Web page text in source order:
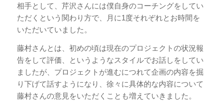
相手として、芹沢さんには僕自身のコーチングをしてい
ただくという関わり方で、月に1度それぞれとお時間を
いただいていました。
藤村さんとは、初めの頃は現在のプロジェクトの状況報
告をして評価、というようなスタイルでお話しをしてい
ましたが、プロジェクトが進むにつれて企画の内容を掘
り下げて話すようになり、徐々に具体的な内容について
藤村さんの意見をいただくことも増えていきました。